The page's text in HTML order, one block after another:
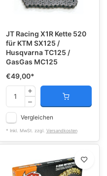
JT Racing X1R Kette 520
für KTM SX125 /
Husqvarna TC125 /
GasGas MC125
€49,00*
Vergleichen
* Inkl. MwSt. zzgl. Versandkosten